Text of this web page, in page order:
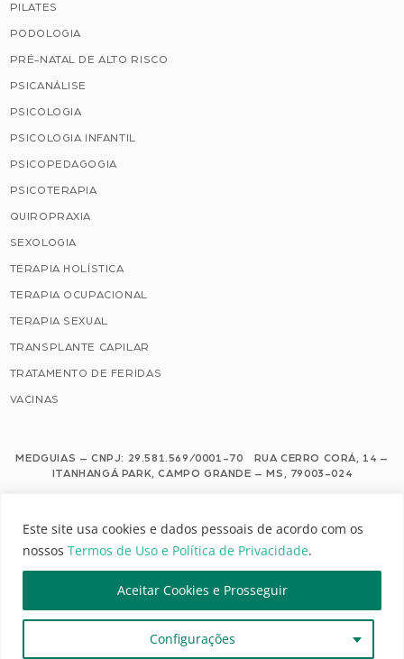
Este site usa cookies e dados pessoais de acordo com os
nossos Termos de Uso e Política de Privacidade.
Configurações
Aceitar Cookies e Prosseguir
PILATES
PODOLOGIA
PRÉ-NATAL DE ALTO RISCO
PSICANÁLISE
PSICOLOGIA
PSICOLOGIA INFANTIL
PSICOPEDAGOGIA
PSICOTERAPIA
QUIROPRAXIA
SEXOLOGIA
TERAPIA HOLÍSTICA
TERAPIA OCUPACIONAL
TERAPIA SEXUAL
TRANSPLANTE CAPILAR
TRATAMENTO DE FERIDAS
VACINAS
MEDGUIAS – CNPJ: 29.581.569/0001-70 RUA CERRO CORÁ, 14 –
ITANHANGÁ PARK, CAMPO GRANDE – MS, 79003-024
Este site usa cookies e dados pessoais de acordo com os nossos Termos de
Uso e Política de Privacidade.
Configuração de Cookies
MEDGUIAS | TODOS OS DIREITOS RESERVADOS
DESENVOLVIMENTO: